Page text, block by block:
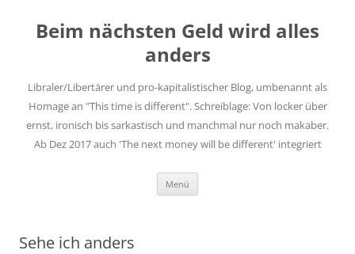
springen
Beim nächsten Geld wird alles
anders
Libraler/Libertärer und pro-kapitalistischer Blog, umbenannt als
Homage an "This time is different". Schreiblage: Von locker über
ernst, ironisch bis sarkastisch und manchmal nur noch makaber.
Ab Dez 2017 auch 'The next money will be different' integriert
Menü
Sehe ich anders